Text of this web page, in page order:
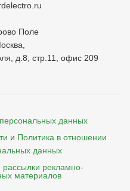
Поле
д.8, стр.11, офис 209
данных
и Политика в отношении
данных
рекламно-
материалов